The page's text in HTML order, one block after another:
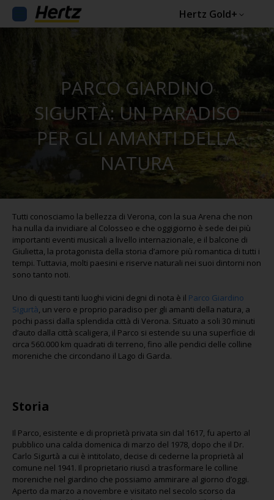
Hertz Gold+
PARCO GIARDINO
SIGURTÀ: UN PARADISO
PER GLI AMANTI DELLA
NATURA
Tutti conosciamo la bellezza di Verona, con la sua Arena che non
ha nulla da invidiare al Colosseo e che oggigiorno è sede dei più
importanti eventi musicali a livello internazionale, e il balcone di
Giulietta, la protagonista della storia d’amore più romantica di tutti i
tempi. Tuttavia, molti paesini e riserve naturali nei suoi dintorni non
sono tanto noti.
Uno di questi tanti luoghi vicini degni di nota è il Parco Giardino
Sigurtà, un vero e proprio paradiso per gli amanti della natura, a
pochi passi dalla splendida città di Verona. Situato a soli 30 minuti
d’auto dalla città scaligera, il Parco si estende su una superficie di
circa 560.000 km quadrati di terreno, fino alle pendici delle colline
moreniche che circondano il Lago di Garda.
Storia
Il Parco, esistente e di proprietà privata sin dal 1617, fu aperto al
pubblico una calda domenica di marzo del 1978, dopo che il Dr.
Carlo Sigurtà a cui è intitolato, decise di cederne la proprietà al
comune nel 1941. Il proprietario riuscì a trasformare le colline
moreniche nel giardino che possiamo ammirare al giorno d’oggi.
Aperto da marzo a novembre e visitato nel secolo scorso da